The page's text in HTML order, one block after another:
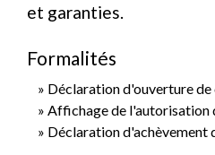
et garanties.
Formalités
Déclaration d'ouverture de
Affichage de l'autorisation
Déclaration d'achèvement